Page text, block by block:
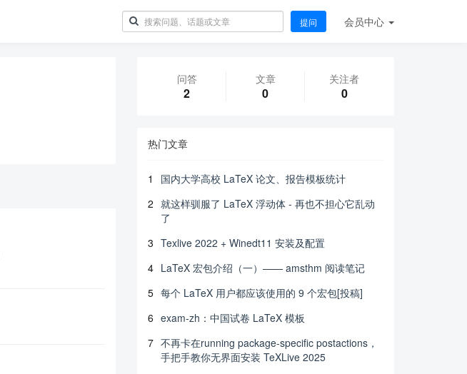
提问 会员中心
问答
2
文章
0
关注者
0
热门文章
1
国内大学高校 LaTeX 论文、报告模板统计
2 就这样驯服了 LaTeX 浮动体 - 再也不担心它乱动
了
3 Texlive 2022 + Winedt11 安装及配置
4 LaTeX 宏包介绍（一）—— amsthm 阅读笔记
5 每个 LaTeX 用户都应该使用的 9 个宏包[投稿]
6 exam-zh：中国试卷 LaTeX 模板
7 不再卡在running package-specific postactions，
手把手教你无界面安装 TeXLive 2025